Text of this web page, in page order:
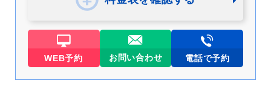
WEB予約 お問い合わせ 電話で予約